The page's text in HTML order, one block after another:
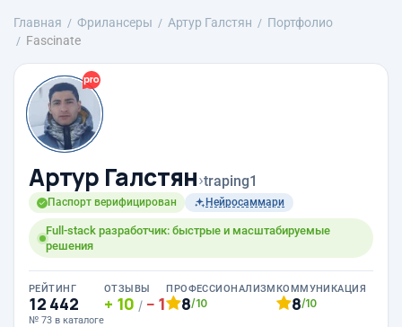
Главная Фрилансеры Артур Галстян
Портфолио
Fascinate
Артур Галстян›traping1
Паспорт верифицирован Нейросаммари
Full-stack разработчик: быстрые и масштабируемые
решения
РЕЙТИНГ
12 442
№ 73 в каталоге
ОТЗЫВЫ
10 / 1
ПРОФЕССИОНАЛИЗМ
8/10
КОММУНИКАЦИЯ
8/10